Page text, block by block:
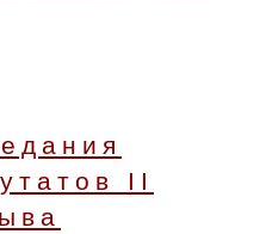
II